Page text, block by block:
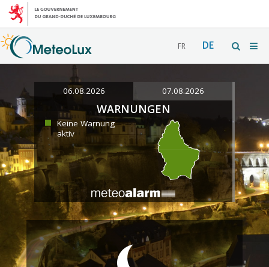
FR DE
06.08.2026 07.08.2026
WARNUNGEN
Keine Warnung
aktiv